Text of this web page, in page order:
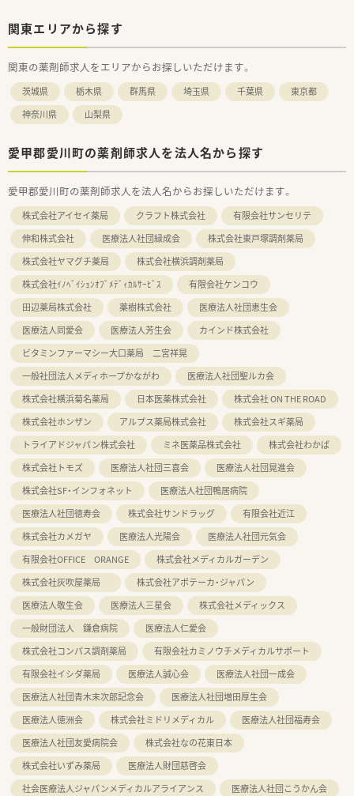
関東エリアから探す
関東の薬剤師求人をエリアからお探しいただけます。
茨城県 栃木県 群馬県 埼玉県 千葉県
東京都
神奈川県
山梨県
愛甲郡愛川町の薬剤師求人を法人名から探す
愛甲郡愛川町の薬剤師求人を法人名からお探しいただけます。
株式会社アイセイ薬局 クラフト株式会社
有限会社サンセリテ
伸和株式会社
医療法人社団緑成会
株式会社東戸塚調剤薬局
株式会社ヤマグチ薬局
株式会社横浜調剤薬局
株式会社ｲﾉﾍﾞｲｼｮﾝｵﾌﾞﾒﾃﾞｨｶﾙｻｰﾋﾞｽ
有限会社ケンコウ
田辺薬局株式会社
薬樹株式会社
医療法人社団恵生会
医療法人同愛会
医療法人芳生会
カインド株式会社
ビタミンファーマシー大口薬局 二宮祥晃
一般社団法人メディホープかながわ
医療法人社団聖ルカ会
株式会社横浜菊名薬局
日本医薬株式会社
株式会社 ON THE ROAD
株式会社ホンザン
アルプス薬局株式会社
株式会社スギ薬局
トライアドジャパン株式会社
ミネ医薬品株式会社
株式会社わかば
株式会社トモズ
医療法人社団三喜会
医療法人社団晃進会
株式会社SF・インフォネット
医療法人社団鴨居病院
医療法人社団徳寿会
株式会社サンドラッグ
有限会社近江
株式会社カメガヤ
医療法人光陽会
医療法人社団元気会
有限会社OFFICE ORANGE
株式会社メディカルガーデン
株式会社灰吹屋薬局
株式会社アポテーカ・ジャパン
医療法人敬生会
医療法人三星会
株式会社メディックス
一般財団法人 鎌倉病院
医療法人仁愛会
株式会社コンパス調剤薬局
有限会社カミノウチメディカルサポート
有限会社イシダ薬局
医療法人誠心会
医療法人社団一成会
医療法人社団青木末次郎記念会
医療法人社団増田厚生会
医療法人徳洲会
株式会社ミドリメディカル
医療法人社団福寿会
医療法人社団友愛病院会
株式会社なの花東日本
株式会社いずみ薬局
医療法人財団慈啓会
社会医療法人ジャパンメディカルアライアンス
医療法人社団こうかん会